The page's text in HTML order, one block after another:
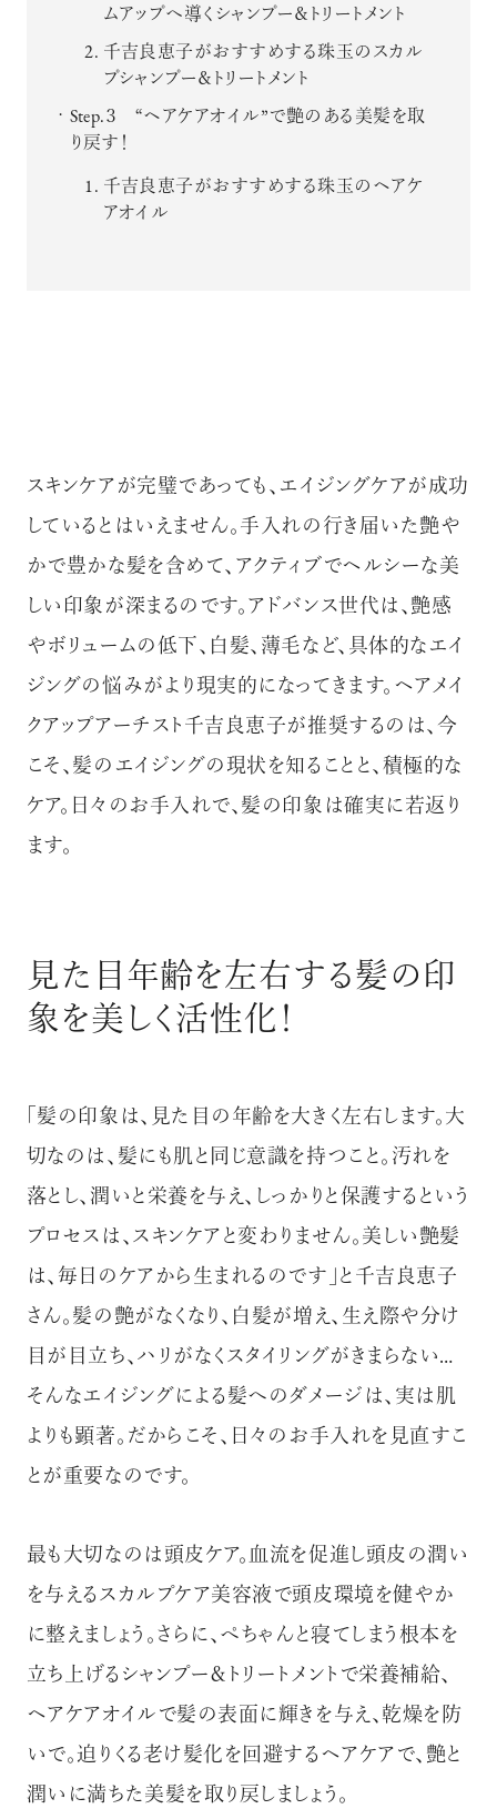
ムアップへ導くシャンプー＆トリートメント
千吉良恵子がおすすめする珠玉のスカル
プシャンプー＆トリートメント
Step.３ “ヘアケアオイル”で艶のある美髪を取
り戻す！
千吉良恵子がおすすめする珠玉のヘアケ
アオイル
スキンケアが完璧であっても、エイジングケアが成功
しているとはいえません。手入れの行き届いた艶や
かで豊かな髪を含めて、アクティブでヘルシーな美
しい印象が深まるのです。アドバンス世代は、艶感
やボリュームの低下、白髪、薄毛など、具体的なエイ
ジングの悩みがより現実的になってきます。ヘアメイ
クアップアーチスト千吉良恵子が推奨するのは、今
こそ、髪のエイジングの現状を知ることと、積極的な
ケア。日々のお手入れで、髪の印象は確実に若返り
ます。
見た目年齢を左右する髪の印
象を美しく活性化！
「髪の印象は、見た目の年齢を大きく左右します。大
切なのは、髪にも肌と同じ意識を持つこと。汚れを
落とし、潤いと栄養を与え、しっかりと保護するという
プロセスは、スキンケアと変わりません。美しい艶髪
は、毎日のケアから生まれるのです」と千吉良恵子
さん。髪の艶がなくなり、白髪が増え、生え際や分け
目が目立ち、ハリがなくスタイリングがきまらない…
そんなエイジングによる髪へのダメージは、実は肌
よりも顕著。だからこそ、日々のお手入れを見直すこ
とが重要なのです。
最も大切なのは頭皮ケア。血流を促進し頭皮の潤い
を与えるスカルプケア美容液で頭皮環境を健やか
に整えましょう。さらに、ぺちゃんと寝てしまう根本を
立ち上げるシャンプー＆トリートメントで栄養補給、
ヘアケアオイルで髪の表面に輝きを与え、乾燥を防
いで。迫りくる老け髪化を回避するヘアケアで、艶と
潤いに満ちた美髪を取り戻しましょう。